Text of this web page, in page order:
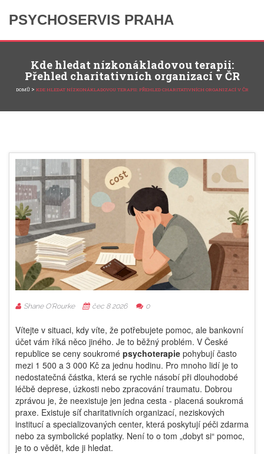
PSYCHOSERVIS PRAHA
Kde hledat nízkonákladovou terapii:
Přehled charitativních organizací v ČR
DOMŮ > KDE HLEDAT NÍZKONÁKLADOVOU TERAPII: PŘEHLED CHARITATIVNÍCH ORGANIZACÍ V ČR
Shane O'Rourke čec 8 2026 0
Vítejte v situaci, kdy víte, že potřebujete pomoc, ale bankovní
účet vám říká něco jiného. Je to běžný problém. V České
republice se ceny soukromé psychoterapie pohybují často
mezi 1 500 a 3 000 Kč za jednu hodinu. Pro mnoho lidí je to
nedostatečná částka, která se rychle násobí při dlouhodobé
léčbě deprese, úzkosti nebo zpracování traumatu. Dobrou
zprávou je, že neexistuje jen jedna cesta - placená soukromá
praxe. Existuje síť charitativních organizací, neziskových
institucí a specializovaných center, která poskytují péči zdarma
nebo za symbolické poplatky. Není to o tom „dobyt si“ pomoc,
je to o vědět, kde ji hledat.